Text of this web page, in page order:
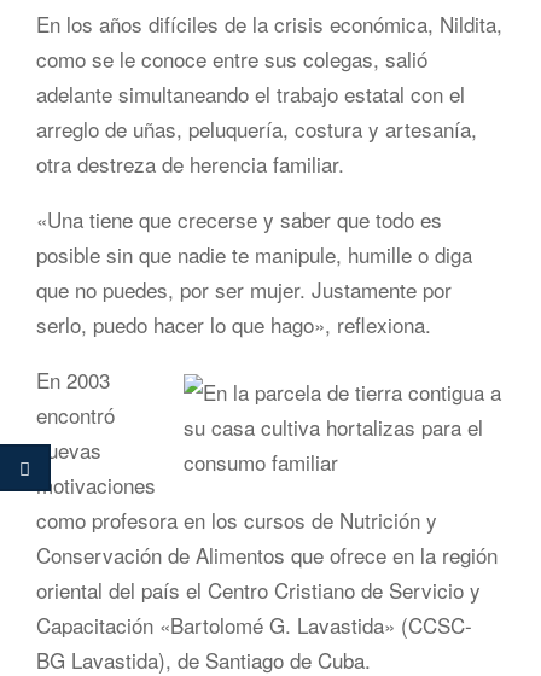
En los años difíciles de la crisis económica, Nildita,
como se le conoce entre sus colegas, salió
adelante simultaneando el trabajo estatal con el
arreglo de uñas, peluquería, costura y artesanía,
otra destreza de herencia familiar.
«Una tiene que crecerse y saber que todo es
posible sin que nadie te manipule, humille o diga
que no puedes, por ser mujer. Justamente por
serlo, puedo hacer lo que hago», reflexiona.
En 2003
encontró
nuevas
motivaciones
como profesora en los cursos de Nutrición y
Conservación de Alimentos que ofrece en la región
oriental del país el Centro Cristiano de Servicio y
Capacitación «Bartolomé G. Lavastida» (CCSC-
BG Lavastida), de Santiago de Cuba.